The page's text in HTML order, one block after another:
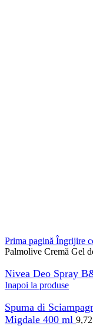
Prima pagină Îngrijire
Palmolive Cremă Gel
Nivea Deo Spray
Inapoi la produse
Spuma di
Migdale 400 ml 9,72